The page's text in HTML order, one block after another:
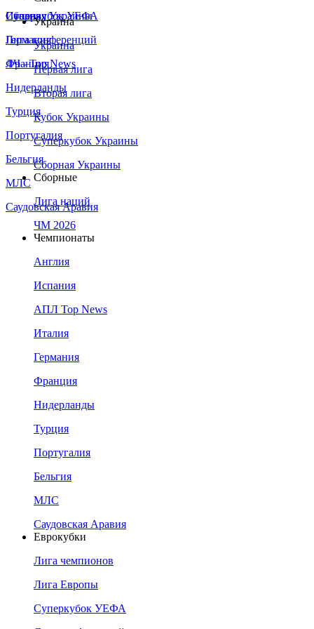
Сборная Украины
Италия
Германия
Франция
Нидерланды
Турция
Португалия
Бельгия
МЛС
Саудовская Аравия
Суперкубок УЕФА
Лига конференций
ЛЧ - Top News
Украина
Украина
Первая лига
Вторая лига
Кубок Украины
Суперкубок Украины
Сборная Украины
Сборные
Лига наций
ЧМ 2026
Чемпионаты
Англия
Испания
АПЛ Top News
Италия
Германия
Франция
Нидерланды
Турция
Португалия
Бельгия
МЛС
Саудовская Аравия
Еврокубки
Лига чемпионов
Лига Европы
Суперкубок УЕФА